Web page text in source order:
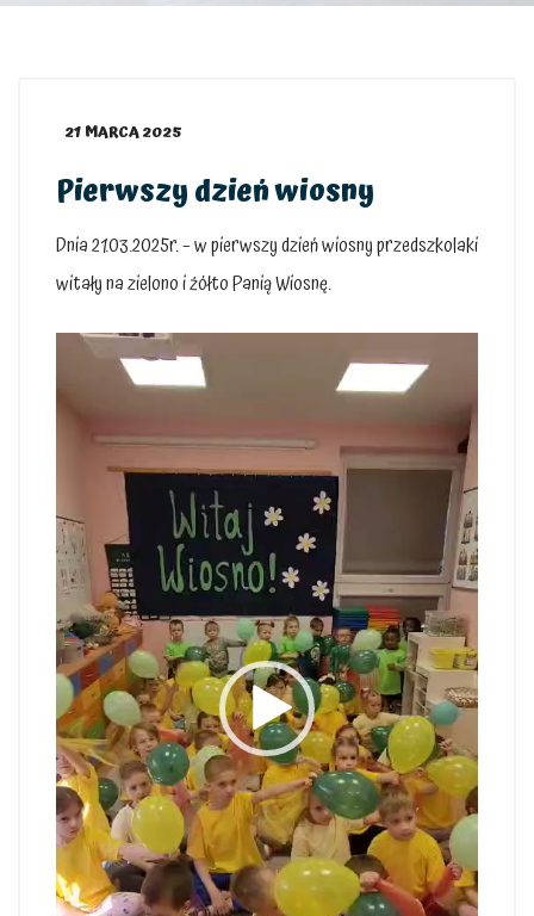
21 MARCA 2025
Pierwszy dzień wiosny
Dnia 21.03.2025r. – w pierwszy dzień wiosny przedszkolaki
witały na zielono i żółto Panią Wiosnę.
Odtwarzacz
video